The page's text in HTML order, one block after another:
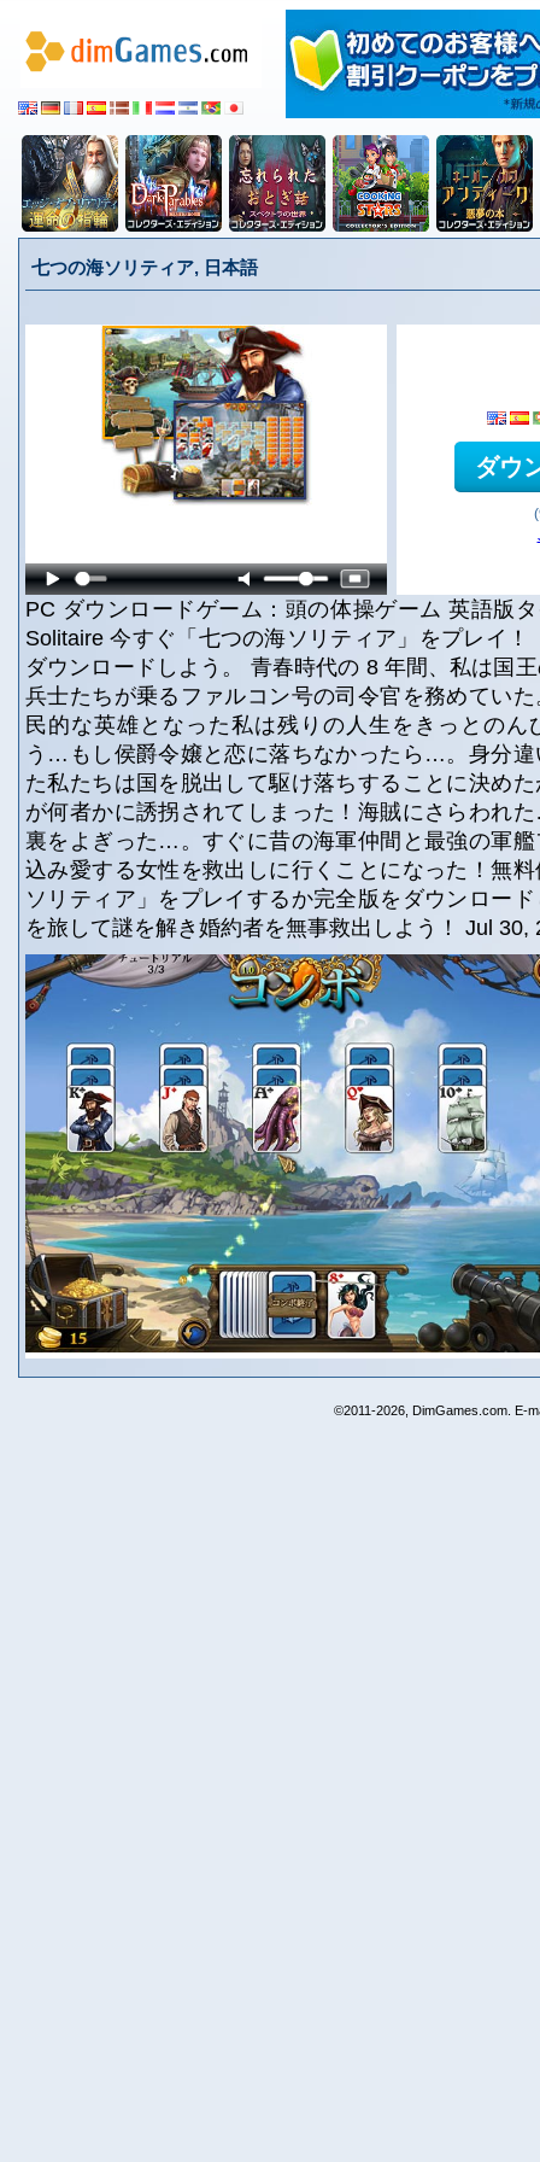
七つの海ソリティア, 日本語
ダウ
PC ダウンロードゲーム：頭の体操ゲーム 英語版
Solitaire 今すぐ「七つの海ソリティア」をプレイ！
ダウンロードしよう。 青春時代の 8 年間、私は国
兵士たちが乗るファルコン号の司令官を務めてい
民的な英雄となった私は残りの人生をきっとのん
う…もし侯爵令嬢と恋に落ちなかったら…。身分違
た私たちは国を脱出して駆け落ちすることに決め
が何者かに誘拐されてしまった！海賊にさらわれ
裏をよぎった…。すぐに昔の海軍仲間と最強の軍
込み愛する女性を救出しに行くことになった！無
ソリティア」をプレイするか完全版をダウンロー
を旅して謎を解き婚約者を無事救出しよう！ Jul 30,
©2011-2026, DimGames.com. E-